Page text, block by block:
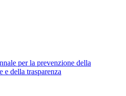
per la prevenzione della
e della trasparenza